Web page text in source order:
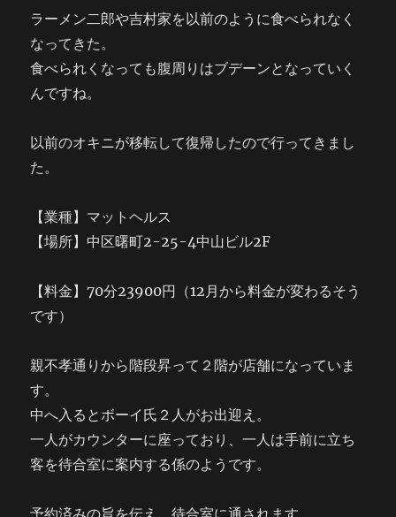
ラーメン二郎や吉村家を以前のように食べられなく
なってきた。
食べられくなっても腹周りはブデーンとなっていく
んですね。
以前のオキニが移転して復帰したので行ってきまし
た。
【業種】マットヘルス
【場所】中区曙町2-25-4中山ビル2F
【料金】70分23900円（12月から料金が変わるそう
です）
親不孝通りから階段昇って２階が店舗になっていま
す。
中へ入るとボーイ氏２人がお出迎え。
一人がカウンターに座っており、一人は手前に立ち
客を待合室に案内する係のようです。
予約済みの旨を伝え、待合室に通されます。